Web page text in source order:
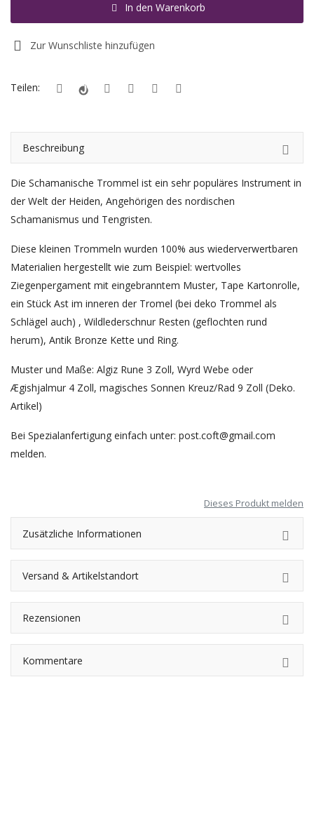
In den Warenkorb
Zur Wunschliste hinzufügen
Teilen:
Beschreibung
Die Schamanische Trommel ist ein sehr populäres Instrument in
der Welt der Heiden, Angehörigen des nordischen
Schamanismus und Tengristen.
Diese kleinen Trommeln wurden 100% aus wiederverwertbaren
Materialien hergestellt wie zum Beispiel: wertvolles
Ziegenpergament mit eingebranntem Muster, Tape Kartonrolle,
ein Stück Ast im inneren der Tromel (bei deko Trommel als
Schlägel auch) , Wildlederschnur Resten (geflochten rund
herum), Antik Bronze Kette und Ring.
Muster und Maße: Algiz Rune 3 Zoll, Wyrd Webe oder
Ægishjalmur 4 Zoll, magisches Sonnen Kreuz/Rad 9 Zoll (Deko.
Artikel)
Bei Spezialanfertigung einfach unter: post.coft@gmail.com
melden.
Dieses Produkt melden
Zusätzliche Informationen
Versand & Artikelstandort
Rezensionen
Kommentare